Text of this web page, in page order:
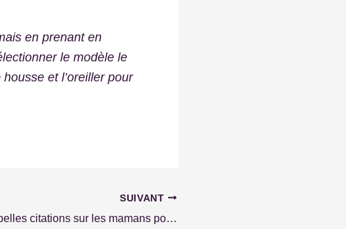
en prenant en
le modèle le
et l’oreiller pour
SUIVANT
Les plus belles citations sur les mamans pour célébrer leur amour